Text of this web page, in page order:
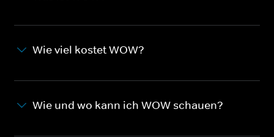
Wie viel kostet WOW?
Wie und wo kann ich WOW schauen?